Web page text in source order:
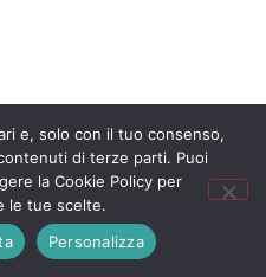
e, solo con il tuo consenso,
di terze parti. Puoi
la Cookie Policy per
le tue scelte.
Personalizza